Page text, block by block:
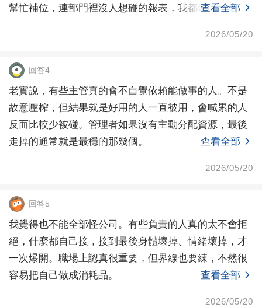
幫忙補位，連部門裡沒人想碰的報表，我都覺得「算
查看全部
2026/05/20
回答4
老實說，有些主管真的會不自覺依賴能做事的人。不是
故意壓榨，但結果就是好用的人一直被用，會喊累的人
反而比較少被碰。管理者如果沒有主動分配資源，最後
走掉的通常就是最穩的那幾個。
查看全部
2026/05/20
回答5
我覺得也不能全部怪公司。有些負責的人真的太不會拒
絕，什麼都自己接，接到最後身體壞掉、情緒壞掉，才
一次爆開。職場上認真很重要，但界線也要練，不然很
容易把自己做成消耗品。
查看全部
2026/05/20